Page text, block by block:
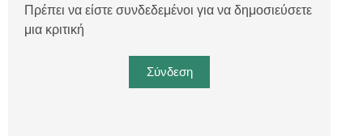
Πρέπει να είστε συνδεδεμένοι για να δημοσιεύσετε
μια κριτική
Σύνδεση